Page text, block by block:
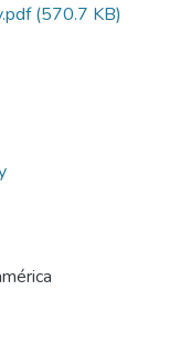
(570.7 KB)